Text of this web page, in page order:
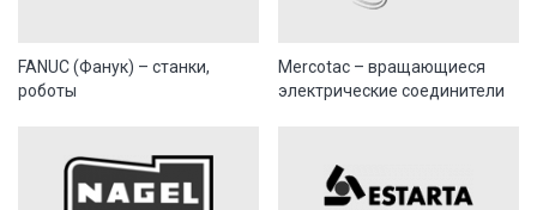
FANUC (Фанук) – станки,
роботы
Mercotac – вращающиеся
электрические соединители